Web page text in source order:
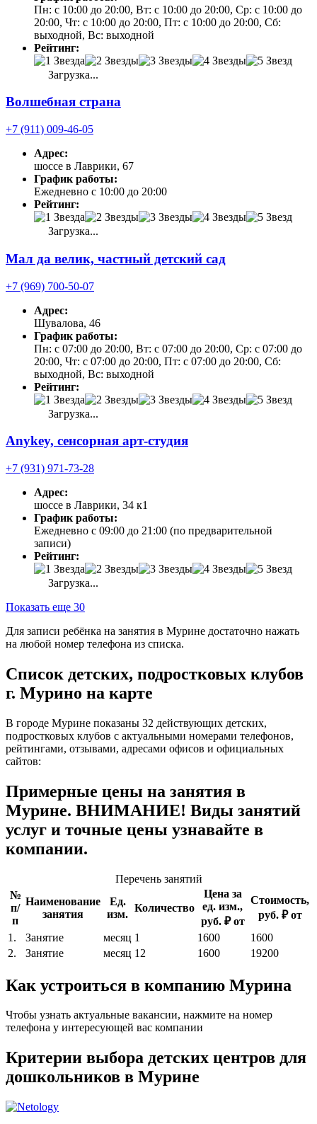
Пн: с 10:00 до 20:00, Вт: с 10:00 до 20:00, Ср: с 10:00 до
20:00, Чт: с 10:00 до 20:00, Пт: с 10:00 до 20:00, Сб:
выходной, Вс: выходной
Рейтинг:
Загрузка...
Волшебная страна
+7 (911) 009-46-05
Адрес:
шоссе в Лаврики, 67
График работы:
Ежедневно с 10:00 до 20:00
Рейтинг:
Загрузка...
Мал да велик, частный детский сад
+7 (969) 700-50-07
Адрес:
Шувалова, 46
График работы:
Пн: с 07:00 до 20:00, Вт: с 07:00 до 20:00, Ср: с 07:00 до
20:00, Чт: с 07:00 до 20:00, Пт: с 07:00 до 20:00, Сб:
выходной, Вс: выходной
Рейтинг:
Загрузка...
Anykey, сенсорная арт-студия
+7 (931) 971-73-28
Адрес:
шоссе в Лаврики, 34 к1
График работы:
Ежедневно с 09:00 до 21:00 (по предварительной
записи)
Рейтинг:
Загрузка...
Показать еще 30
Для записи ребёнка на занятия в Мурине достаточно нажать
на любой номер телефона из списка.
Список детских, подростковых клубов
г. Мурино на карте
В городе Мурине показаны 32 действующих детских,
подростковых клубов с актуальными номерами телефонов,
рейтингами, отзывами, адресами офисов и официальных
сайтов:
Примерные цены на занятия в
Мурине. ВНИМАНИЕ! Виды занятий
услуг и точные цены узнавайте в
компании.
Перечень занятий
№
п/
п
Наименование
занятия
Ед.
изм.
Количество
Цена за
ед. изм.,
руб. ₽ от
Стоимость,
руб. ₽ от
1.
Занятие месяц 1 1600
1600
2.
Занятие месяц 12 1600 19200
Как устроиться в компанию Мурина
Чтобы узнать актуальные вакансии, нажмите на номер
телефона у интересующей вас компании
Критерии выбора детских центров для
дошкольников в Мурине